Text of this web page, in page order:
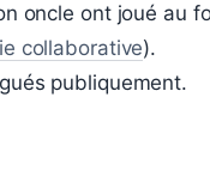
oncle ont joué au
collaborative).
publiquement.